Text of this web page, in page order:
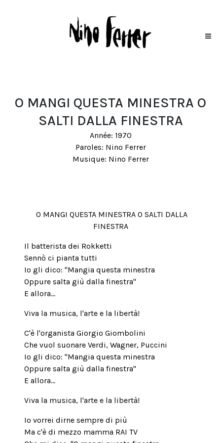
O MANGI QUESTA MINESTRA O
SALTI DALLA FINESTRA
Année: 1970
Paroles: Nino Ferrer
Musique: Nino Ferrer
O MANGI QUESTA MINESTRA O SALTI DALLA
FINESTRA
Il batterista dei Rokketti
Sennò ci pianta tutti
Io gli dico: "Mangia questa minestra
Oppure salta giù dalla finestra"
E allora...
Viva la musica, l'arte e la libertà!
C'è l'organista Giorgio Giombolini
Che vuol suonare Verdi, Wagner, Puccini
Io gli dico: "Mangia questa minestra
Oppure salta giù dalla finestra"
E allora...
Viva la musica, l'arte e la libertà!
Io vorrei dirne sempre di più
Ma c'è di mezzo mamma RAI TV